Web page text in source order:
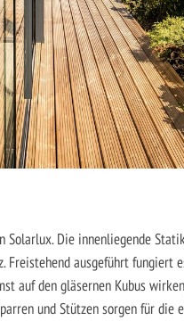
Solarlux. Die innenliegende
Freistehend ausgeführt fungiert
auf den gläsernen Kubus
und Stützen sorgen für die